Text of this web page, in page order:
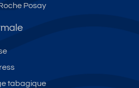
Posay
tabagique